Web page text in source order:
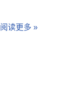
阅读更多 »